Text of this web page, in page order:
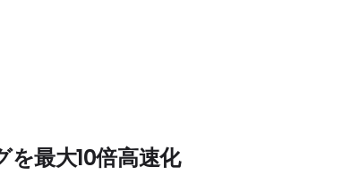
最大10倍高速化